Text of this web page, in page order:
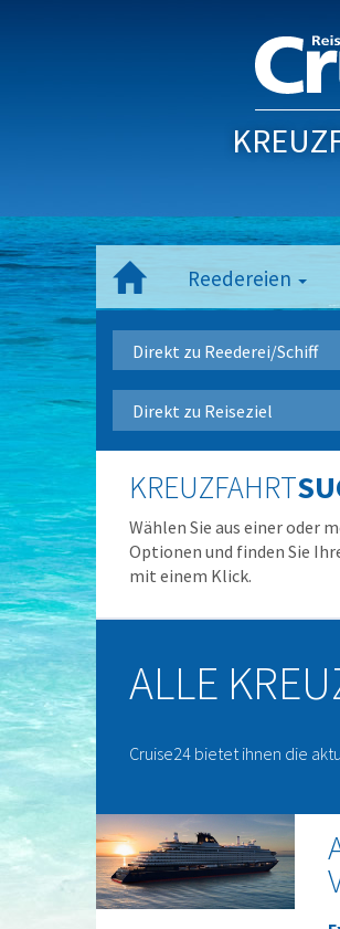
Reedereien
KREUZFAHRT
Wählen Sie aus einer oder
Optionen und finden Sie
mit einem Klick.
ALLE
Cruise24 bietet ihnen die